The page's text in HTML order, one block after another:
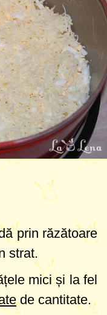
prin răzătoare
strat.
mici și la fel
de cantitate.